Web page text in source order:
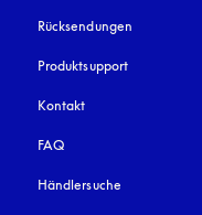
Rücksendungen
Produktsupport
Kontakt
FAQ
Händlersuche